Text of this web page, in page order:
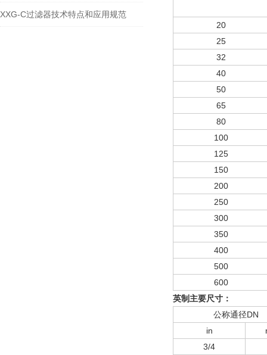
XXG-C过滤器技术特点和应用规范
20
25
32
40
50
65
80
100
125
150
200
250
300
350
400
500
600
英制主要尺寸：
公称通径DN
in
3/4